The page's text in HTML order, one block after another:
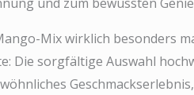
Mix wirklich besonders
Die sorgfältige Auswahl